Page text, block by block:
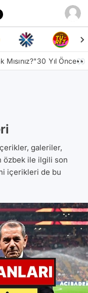
Mısınız?"30 Yıl Önce👀
galeriler,
özbek ile ilgili son
içerikleri de bu